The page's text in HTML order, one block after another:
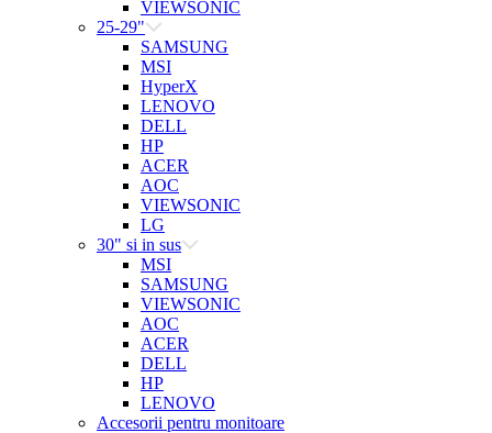
VIEWSONIC
25-29"
SAMSUNG
MSI
HyperX
LENOVO
DELL
HP
ACER
AOC
VIEWSONIC
LG
30" si in sus
MSI
SAMSUNG
VIEWSONIC
AOC
ACER
DELL
HP
LENOVO
Accesorii pentru monitoare